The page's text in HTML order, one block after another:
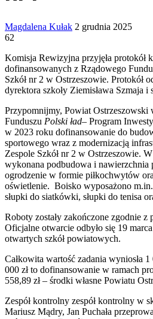
Magdalena Kułak Send
2 grudnia 2025
62
Komisja Rewizyjna przyjęła protokół
dofinansowanych z Rządowego
Szkół nr 2 w Ostrzeszowie. Protokół
dyrektora szkoły Ziemisława Szmaja
Przypomnijmy, Powiat Ostrzeszowski
Funduszu Polski ład– Program
w 2023 roku dofinansowanie do
sportowego wraz z modernizacją
Zespole Szkół nr 2 w Ostrzeszowie.
wykonana podbudowa i
ogrodzenie w formie piłkochwytów
oświetlenie. Boisko wyposażono
słupki do siatkówki, słupki do tenisa
Roboty zostały zakończone zgodnie z
Oficjalne otwarcie odbyło się 19
otwartych szkół powiatowych.
Całkowita wartość zadania wyniosła
000 zł to dofinansowanie w ramach
558,89 zł – środki własne Powiatu
Zespół kontrolny zespół kontrolny w
Mariusz Mądry, Jan Puchała